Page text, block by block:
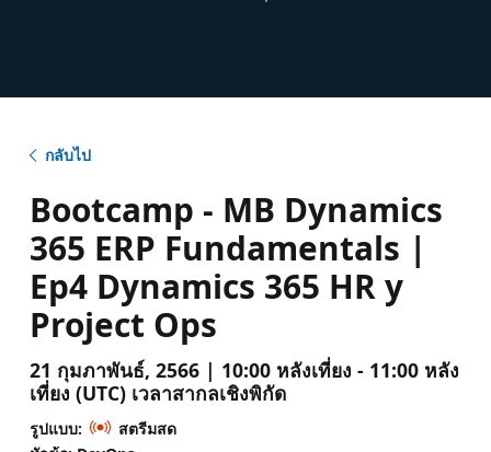
กลับไป
Bootcamp - MB Dynamics
365 ERP Fundamentals |
Ep4 Dynamics 365 HR y
Project Ops
21 กุมภาพันธ์, 2566 | 10:00 หลังเที่ยง - 11:00 หลัง
เที่ยง (UTC) เวลาสากลเชิงพิกัด
รูปแบบ:
สตรีมสด